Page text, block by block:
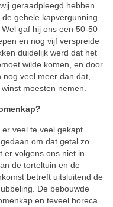
geraadpleegd hebben
gehele kapvergunning
gaf hij ons een 50-50
en nog vijf verspreide
duidelijk werd dat het
wilde komen, en door
veel meer dan dat,
moesten nemen.
veel te veel gekapt
om dat getal zo
volgens ons niet in.
de torteltuin en de
betreft uitsluitend de
De bebouwde
en teveel horeca